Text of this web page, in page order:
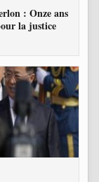
: Onze ans
la justice